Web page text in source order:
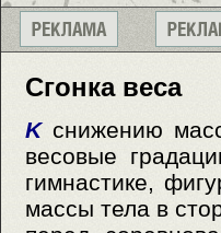
Сгонка веса
Kснижению
весовые
гимнастике,
массы тела в